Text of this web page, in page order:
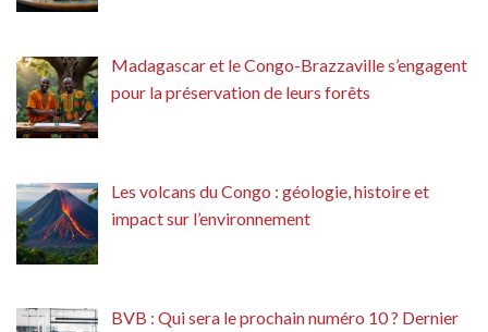
Madagascar et le Congo-Brazzaville s’engagent
pour la préservation de leurs forêts
Les volcans du Congo : géologie, histoire et
impact sur l’environnement
BVB : Qui sera le prochain numéro 10 ? Dernier